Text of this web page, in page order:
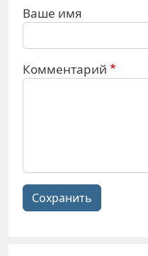
Ваше имя
Комментарий
Сохранить